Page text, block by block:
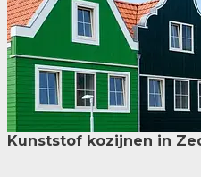
Kunststof kozijnen in